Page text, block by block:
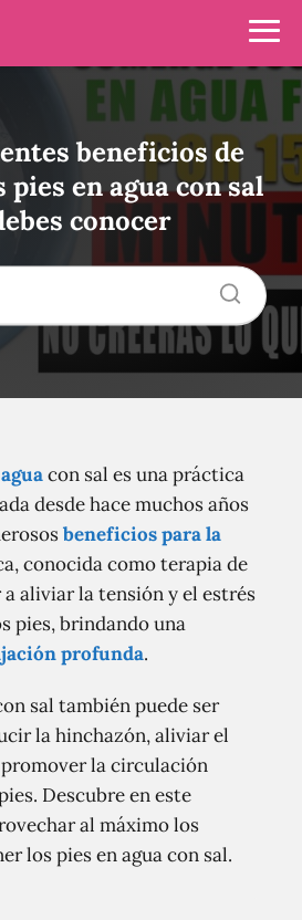
beneficios de
en agua con sal
conocer
aguacon sal es una práctica
desde hace muchos años
beneficios para la
conocida como terapia de
a aliviar la tensión y el estrés
pies, brindando una
profunda.
sal también puede ser
la hinchazón, aliviar el
la circulación
Descubre en este
al máximo los
los pies en agua con sal.